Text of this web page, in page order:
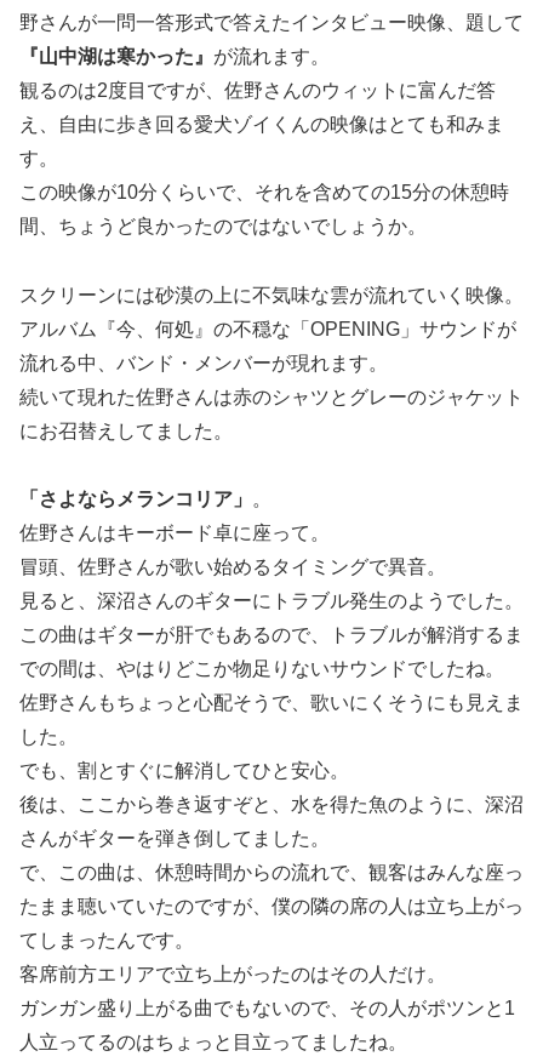
野さんが一問一答形式で答えたインタビュー映像、題して
『山中湖は寒かった』 が流れます。
観るのは2度目ですが、佐野さんのウィットに富んだ答
え、自由に歩き回る愛犬ゾイくんの映像はとても和みま
す。
この映像が10分くらいで、それを含めての15分の休憩時
間、ちょうど良かったのではないでしょうか。
スクリーンには砂漠の上に不気味な雲が流れていく映像。
アルバム『今、何処』の不穏な「OPENING」サウンドが
流れる中、バンド・メンバーが現れます。
続いて現れた佐野さんは赤のシャツとグレーのジャケット
にお召替えしてました。
「さよならメランコリア」
。
佐野さんはキーボード卓に座って。
冒頭、佐野さんが歌い始めるタイミングで異音。
見ると、深沼さんのギターにトラブル発生のようでした。
この曲はギターが肝でもあるので、トラブルが解消するま
での間は、やはりどこか物足りないサウンドでしたね。
佐野さんもちょっと心配そうで、歌いにくそうにも見えま
した。
でも、割とすぐに解消してひと安心。
後は、ここから巻き返すぞと、水を得た魚のように、深沼
さんがギターを弾き倒してました。
で、この曲は、休憩時間からの流れで、観客はみんな座っ
たまま聴いていたのですが、僕の隣の席の人は立ち上がっ
てしまったんです。
客席前方エリアで立ち上がったのはその人だけ。
ガンガン盛り上がる曲でもないので、その人がポツンと1
人立ってるのはちょっと目立ってましたね。